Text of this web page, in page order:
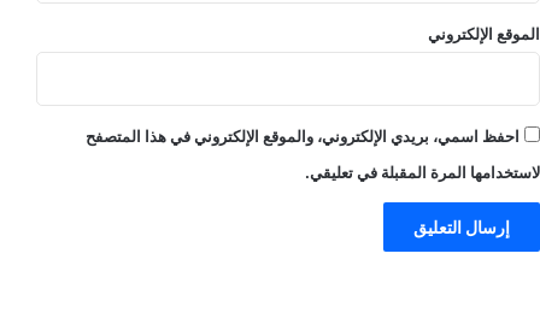
الموقع الإلكتروني
احفظ اسمي، بريدي الإلكتروني، والموقع الإلكتروني في هذا المتصفح
لاستخدامها المرة المقبلة في تعليقي.